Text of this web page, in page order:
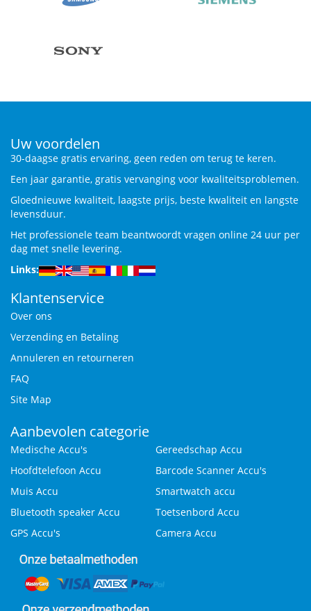
Uw voordelen
30-daagse gratis ervaring, geen reden om terug te keren.
Een jaar garantie, gratis vervanging voor kwaliteitsproblemen.
Gloednieuwe kwaliteit, laagste prijs, beste kwaliteit en langste
levensduur.
Het professionele team beantwoordt vragen online 24 uur per
dag met snelle levering.
Links:
Klantenservice
Over ons
Verzending en Betaling
Annuleren en retourneren
FAQ
Site Map
Aanbevolen categorie
Medische Accu's
Gereedschap Accu
Hoofdtelefoon Accu
Barcode Scanner Accu's
Muis Accu
Smartwatch accu
Bluetooth speaker Accu
Toetsenbord Accu
GPS Accu's
Camera Accu